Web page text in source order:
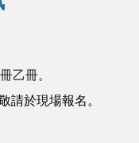
乙冊。
請於現場報名。